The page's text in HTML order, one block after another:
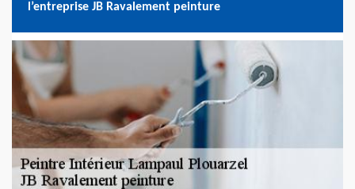
l’entreprise JB Ravalement peinture